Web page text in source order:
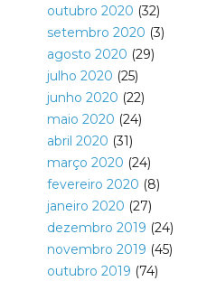
outubro 2020 (32)
setembro 2020 (3)
agosto 2020 (29)
julho 2020 (25)
junho 2020 (22)
maio 2020 (24)
abril 2020 (31)
março 2020 (24)
fevereiro 2020 (8)
janeiro 2020 (27)
dezembro 2019 (24)
novembro 2019 (45)
outubro 2019 (74)